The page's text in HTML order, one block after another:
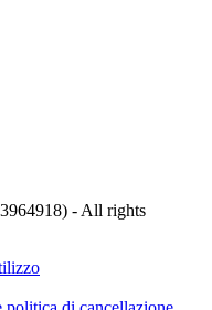
- All rights